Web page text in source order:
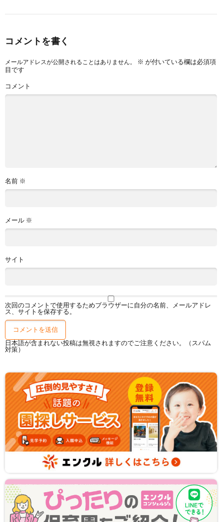
コメントを書く
メールアドレスが公開されることはありません。 ※ が付いている欄は必須項
目です
コメント
名前 ※
メール ※
サイト
次回のコメントで使用するためブラウザーに自分の名前、メールアドレ
ス、サイトを保存する。
日本語が含まれない投稿は無視されますのでご注意ください。（スパム
対策）